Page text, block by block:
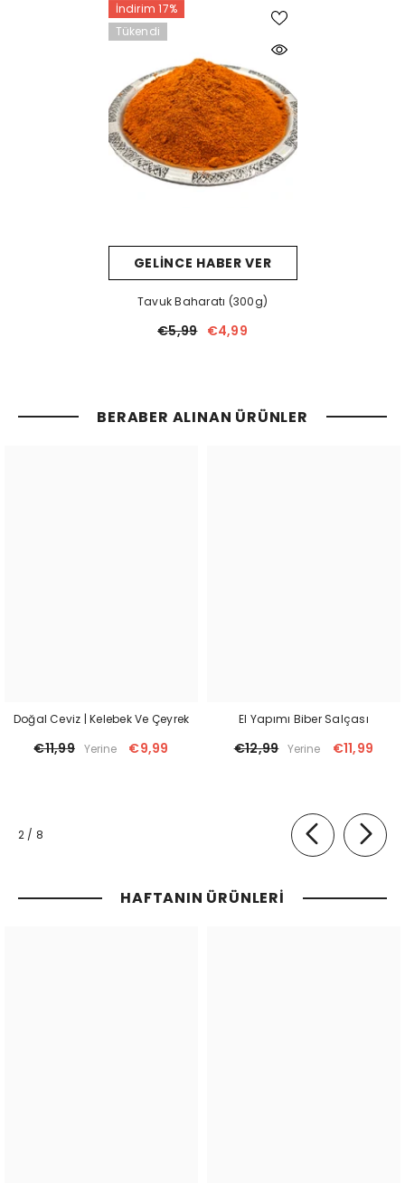
İndirim 17%
Tükendi
GELINCE HABER VER
Tavuk Baharatı (300g)
€5,99 €4,99
BERABER ALINAN ÜRÜNLER
Doğal Ceviz | Kelebek Ve Çeyrek
€11,99 Yerine €9,99
El Yapımı Biber Salçası
€12,99 Yerine €11,99
2 / of
8
HAFTANIN ÜRÜNLERI